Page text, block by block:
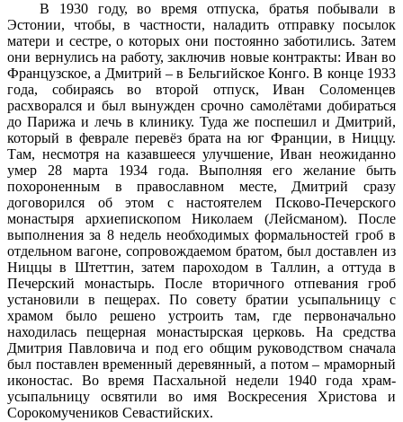
В 1930 году, во время отпуска, братья побывали в
Эстонии, чтобы, в частности, наладить отправку посылок
матери и сестре, о которых они постоянно заботились. Затем
они вернулись на работу, заключив новые контракты: Иван во
Французское, а Дмитрий – в Бельгийское Конго. В конце 1933
года, собираясь во второй отпуск, Иван Соломенцев
расхворался и был вынужден срочно самолётами добираться
до Парижа и лечь в клинику. Туда же поспешил и Дмитрий,
который в феврале перевёз брата на юг Франции, в Ниццу.
Там, несмотря на казавшееся улучшение, Иван неожиданно
умер 28 марта 1934 года. Выполняя его желание быть
похороненным в православном месте, Дмитрий сразу
договорился об этом с настоятелем Псково-Печерского
монастыря архиепископом Николаем (Лейсманом). После
выполнения за 8 недель необходимых формальностей гроб в
отдельном вагоне, сопровождаемом братом, был доставлен из
Ниццы в Штеттин, затем пароходом в Таллин, а оттуда в
Печерский монастырь. После вторичного отпевания гроб
установили в пещерах. По совету братии усыпальницу с
храмом было решено устроить там, где первоначально
находилась пещерная монастырская церковь. На средства
Дмитрия Павловича и под его общим руководством сначала
был поставлен временный деревянный, а потом – мраморный
иконостас. Во время Пасхальной недели 1940 года храм-
усыпальницу освятили во имя Воскресения Христова и
Сорокомучеников Севастийских.